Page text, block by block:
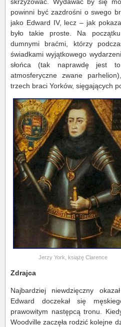
powinni być zazdrośni o swego
jako Edward IV, lecz – jak
było takie proste. Na
dumnymi braćmi, którzy
świadkami wyjątkowego
słońca (tak naprawdę jest
atmosferyczne zwane
trzech braci Yorków, sięgających
Jerzy York, książę Clarence
Zdrajca
Najbardziej niewdzięczny
Edward doczekał się
prawowitym następcą tronu.
Woodville zaczęła rodzić kolejne